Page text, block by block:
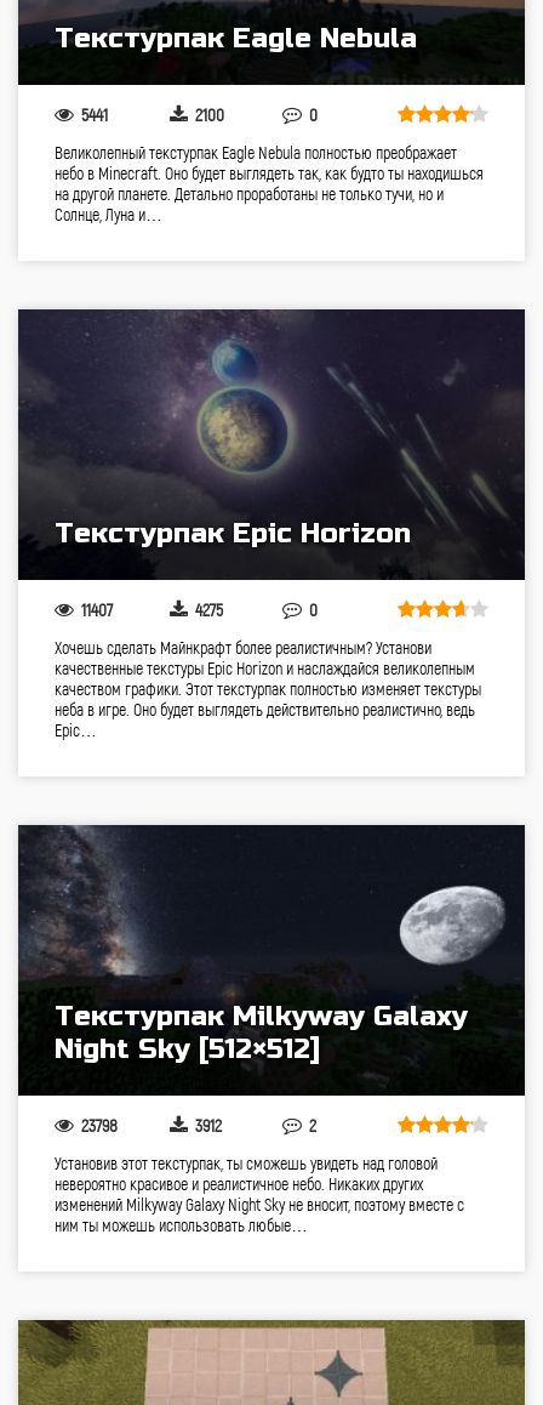
Текстурпак Eagle Nebula
5441 2100 0
Великолепный текстурпак Eagle Nebula полностью преображает
небо в Minecraft. Оно будет выглядеть так, как будто ты находишься
на другой планете. Детально проработаны не только тучи, но и
Солнце, Луна и…
Текстурпак Epic Horizon
11407 4275 0
Хочешь сделать Майнкрафт более реалистичным? Установи
качественные текстуры Epic Horizon и наслаждайся великолепным
качеством графики. Этот текстурпак полностью изменяет текстуры
неба в игре. Оно будет выглядеть действительно реалистично, ведь
Epic…
Текстурпак Milkyway Galaxy
Night Sky [512×512]
23798 3912 2
Установив этот текстурпак, ты сможешь увидеть над головой
невероятно красивое и реалистичное небо. Никаких других
изменений Milkyway Galaxy Night Sky не вносит, поэтому вместе с
ним ты можешь использовать любые…